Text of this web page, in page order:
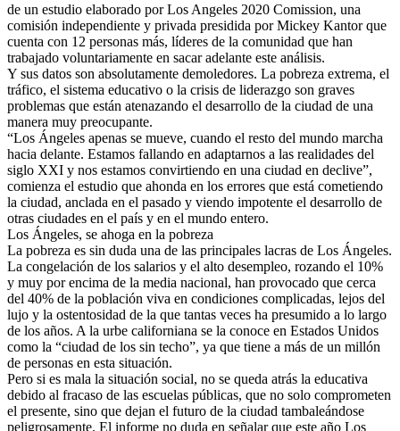
de un estudio elaborado por Los Angeles 2020 Comission, una
comisión independiente y privada presidida por Mickey Kantor que
cuenta con 12 personas más, líderes de la comunidad que han
trabajado voluntariamente en sacar adelante este análisis.
Y sus datos son absolutamente demoledores. La pobreza extrema, el
tráfico, el sistema educativo o la crisis de liderazgo son graves
problemas que están atenazando el desarrollo de la ciudad de una
manera muy preocupante.
“Los Ángeles apenas se mueve, cuando el resto del mundo marcha
hacia delante. Estamos fallando en adaptarnos a las realidades del
siglo XXI y nos estamos convirtiendo en una ciudad en declive”,
comienza el estudio que ahonda en los errores que está cometiendo
la ciudad, anclada en el pasado y viendo impotente el desarrollo de
otras ciudades en el país y en el mundo entero.
Los Ángeles, se ahoga en la pobreza
La pobreza es sin duda una de las principales lacras de Los Ángeles.
La congelación de los salarios y el alto desempleo, rozando el 10%
y muy por encima de la media nacional, han provocado que cerca
del 40% de la población viva en condiciones complicadas, lejos del
lujo y la ostentosidad de la que tantas veces ha presumido a lo largo
de los años. A la urbe californiana se la conoce en Estados Unidos
como la “ciudad de los sin techo”, ya que tiene a más de un millón
de personas en esta situación.
Pero si es mala la situación social, no se queda atrás la educativa
debido al fracaso de las escuelas públicas, que no solo comprometen
el presente, sino que dejan el futuro de la ciudad tambaleándose
peligrosamente. El informe no duda en señalar que este año Los